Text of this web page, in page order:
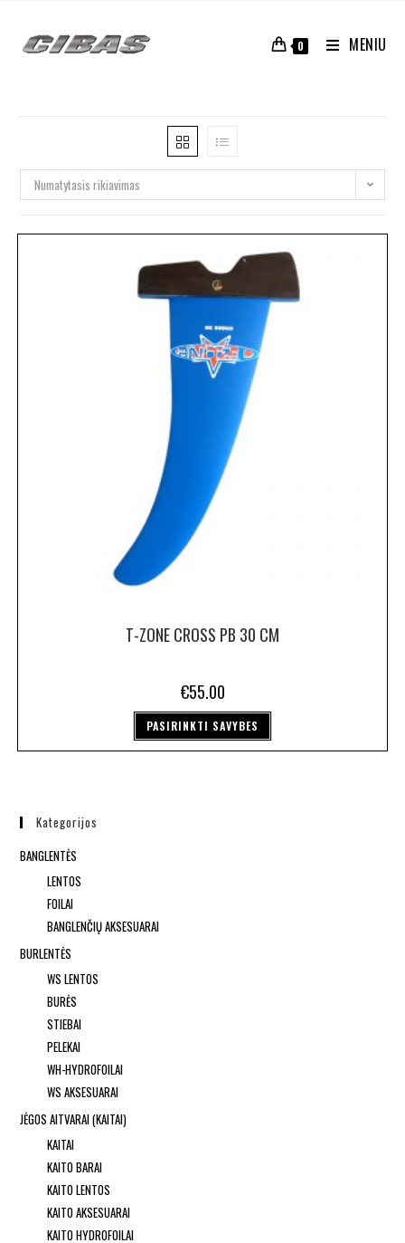
0 MENIU
Numatytasis rikiavimas
T-ZONE CROSS PB 30 CM
€55.00
PASIRINKTI SAVYBES
Kategorijos
BANGLENTĖS
LENTOS
FOILAI
BANGLENČIŲ AKSESUARAI
BURLENTĖS
WS LENTOS
BURĖS
STIEBAI
PELEKAI
WH-HYDROFOILAI
WS AKSESUARAI
JĖGOS AITVARAI (KAITAI)
KAITAI
KAITO BARAI
KAITO LENTOS
KAITO AKSESUARAI
KAITO HYDROFOILAI